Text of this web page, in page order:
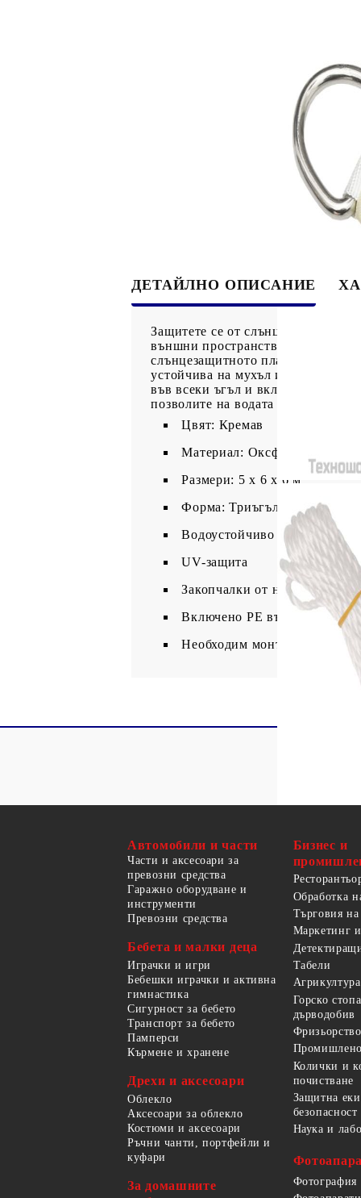
ДЕТАЙЛНО ОПИСАНИЕ
Защитете се от слънце и дъжд
външни пространства, като
слънцезащитното платно ще ви
устойчива на мухъл и UV лъчи.
във всеки ъгъл и включените
позволите на водата да се оттича.
Цвят: Кремав
Материал: Оксфорд плат с
Размери: 5 x 6 x 6 м
Форма: Триъгълна
Водоустойчиво
UV-защита
Закопчалки от неръждаема
Включено PE въже 3 x 1,5 м
Необходим монтаж: Не
Автомобили и части
Части и аксесоари за
превозни средства
Гаражно оборудване и
инструменти
Превозни средства
Бебета и малки деца
Играчки и игри
Бебешки играчки и активна
гимнастика
Сигурност за бебето
Транспорт за бебето
Памперси
Кърмене и хранене
Дрехи и аксесоари
Облекло
Аксесоари за облекло
Костюми и аксесоари
Ръчни чанти, портфейли и
куфари
За домашните
Бизнес и
Обработка
Търговия
Маркетинг
Табели
Агрикултура
Горско
дърводобив
Колички и
почистване
Защитна
Наука и
Фотография